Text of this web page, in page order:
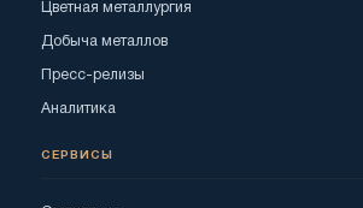
Цветная металлургия
Добыча металлов
Пресс-релизы
Аналитика
СЕРВИСЫ